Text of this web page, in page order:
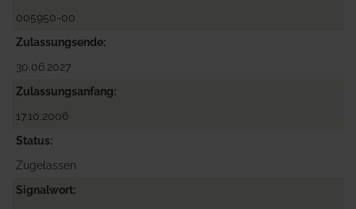
005950-00
Zulassungsende
30.06.2027
Zulassungsanfang
17.10.2006
Status
Zugelassen
Signalwort